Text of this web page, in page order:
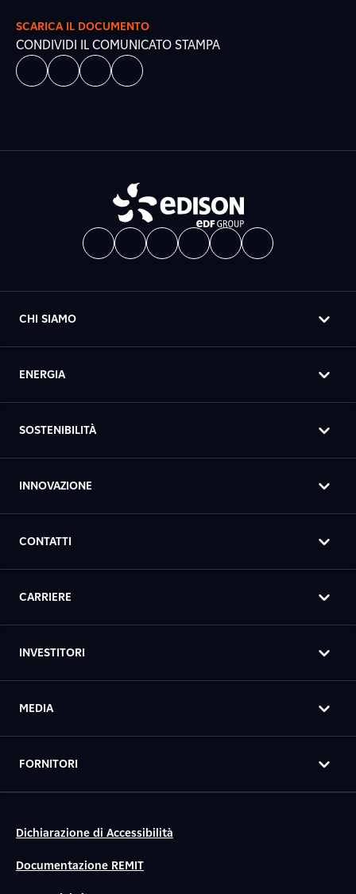
SCARICA IL DOCUMENTO
CONDIVIDI IL COMUNICATO STAMPA
CHI SIAMO
ENERGIA
SOSTENIBILITÀ
INNOVAZIONE
CONTATTI
CARRIERE
INVESTITORI
MEDIA
FORNITORI
Dichiarazione di Accessibilità
Documentazione REMIT